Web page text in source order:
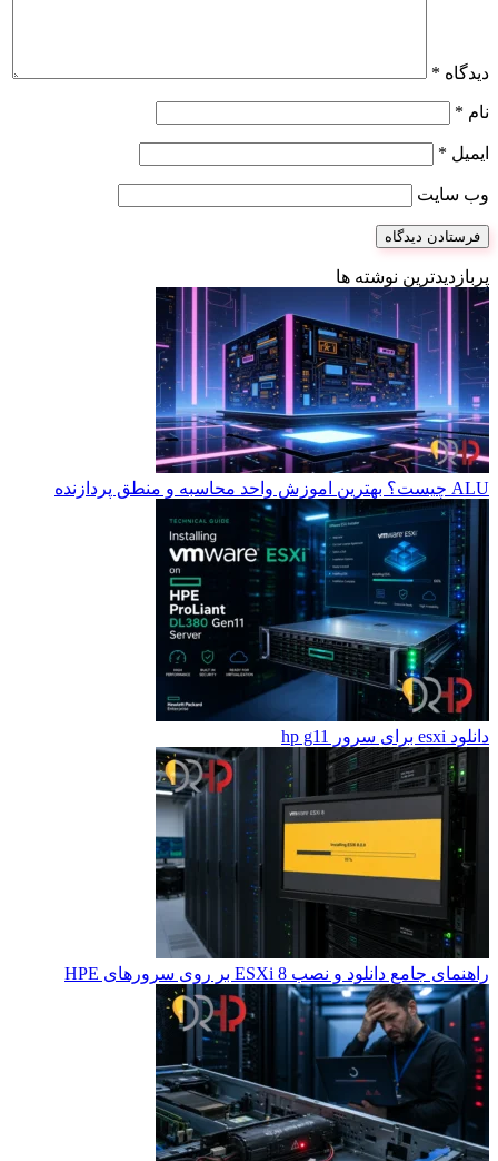
دیدگاه *
نام *
ایمیل *
وب‌ سایت
پربازدیدترین نوشته ها
ALU چیست؟ بهترین اموزش واحد محاسبه و منطق پردازنده
دانلود esxi برای سرور hp g11
راهنمای جامع دانلود و نصب ESXi 8 بر روی سرورهای HPE